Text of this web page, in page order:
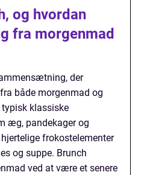
og hvordan
fra morgenmad
der
både morgenmad og
klassiske
æg, pandekager og
frokostelementer
og suppe. Brunch
ved at være et senere